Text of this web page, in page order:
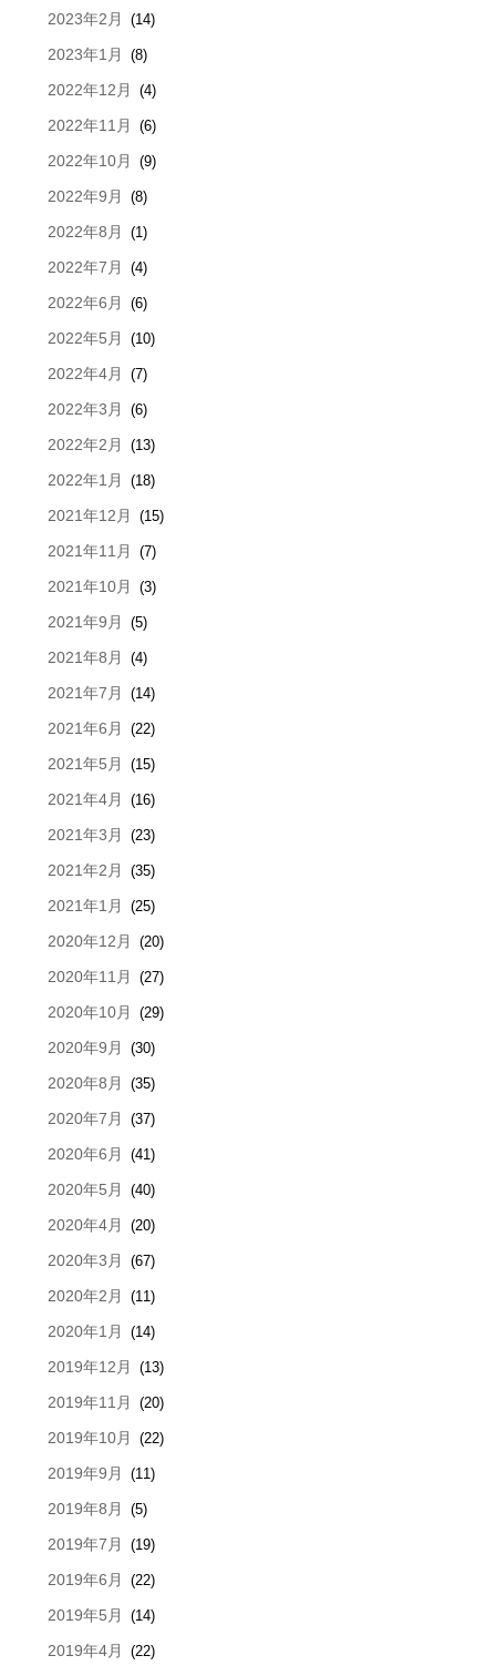
2023年2月 (14)
2023年1月 (8)
2022年12月 (4)
2022年11月 (6)
2022年10月 (9)
2022年9月 (8)
2022年8月 (1)
2022年7月 (4)
2022年6月 (6)
2022年5月 (10)
2022年4月 (7)
2022年3月 (6)
2022年2月 (13)
2022年1月 (18)
2021年12月 (15)
2021年11月 (7)
2021年10月 (3)
2021年9月 (5)
2021年8月 (4)
2021年7月 (14)
2021年6月 (22)
2021年5月 (15)
2021年4月 (16)
2021年3月 (23)
2021年2月 (35)
2021年1月 (25)
2020年12月 (20)
2020年11月 (27)
2020年10月 (29)
2020年9月 (30)
2020年8月 (35)
2020年7月 (37)
2020年6月 (41)
2020年5月 (40)
2020年4月 (20)
2020年3月 (67)
2020年2月 (11)
2020年1月 (14)
2019年12月 (13)
2019年11月 (20)
2019年10月 (22)
2019年9月 (11)
2019年8月 (5)
2019年7月 (19)
2019年6月 (22)
2019年5月 (14)
2019年4月 (22)